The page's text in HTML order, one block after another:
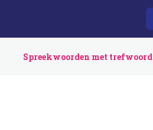
Spreekwoorden met trefwoord